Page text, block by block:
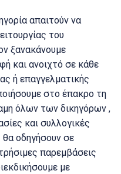
απαιτούν να
του
ξανακάνουμε
και ανοιχτό σε κάθε
ή επαγγελματικής
στο έπακρο τη
όλων των δικηγόρων ,
και συλλογικές
οδηγήσουν σε
παρεμβάσεις
με